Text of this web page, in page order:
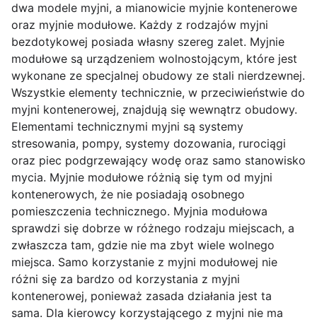
dwa modele myjni, a mianowicie myjnie kontenerowe
oraz myjnie modułowe. Każdy z rodzajów myjni
bezdotykowej posiada własny szereg zalet. Myjnie
modułowe są urządzeniem wolnostojącym, które jest
wykonane ze specjalnej obudowy ze stali nierdzewnej.
Wszystkie elementy technicznie, w przeciwieństwie do
myjni kontenerowej, znajdują się wewnątrz obudowy.
Elementami technicznymi myjni są systemy
stresowania, pompy, systemy dozowania, rurociągi
oraz piec podgrzewający wodę oraz samo stanowisko
mycia. Myjnie modułowe różnią się tym od myjni
kontenerowych, że nie posiadają osobnego
pomieszczenia technicznego. Myjnia modułowa
sprawdzi się dobrze w różnego rodzaju miejscach, a
zwłaszcza tam, gdzie nie ma zbyt wiele wolnego
miejsca. Samo korzystanie z myjni modułowej nie
różni się za bardzo od korzystania z myjni
kontenerowej, ponieważ zasada działania jest ta
sama. Dla kierowcy korzystającego z myjni nie ma